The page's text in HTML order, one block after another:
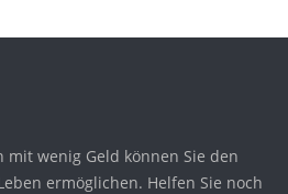
mit wenig Geld können Sie den
ermöglichen. Helfen Sie noch